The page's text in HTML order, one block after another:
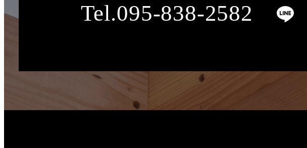
Tel.095-838-2582